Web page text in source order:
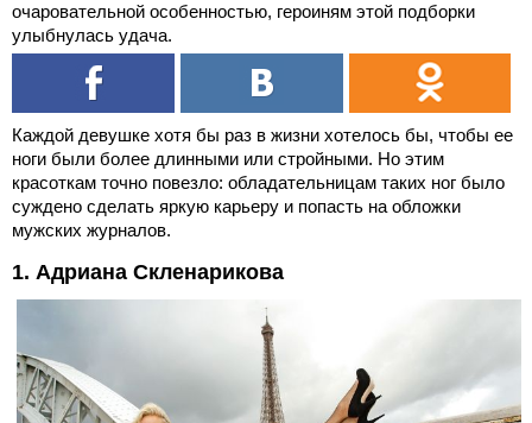
очаровательной особенностью, героиням этой подборки
улыбнулась удача.
Каждой девушке хотя бы раз в жизни хотелось бы, чтобы ее
ноги были более длинными или стройными. Но этим
красоткам точно повезло: обладательницам таких ног было
суждено сделать яркую карьеру и попасть на обложки
мужских журналов.
1. Адриана Скленарикова